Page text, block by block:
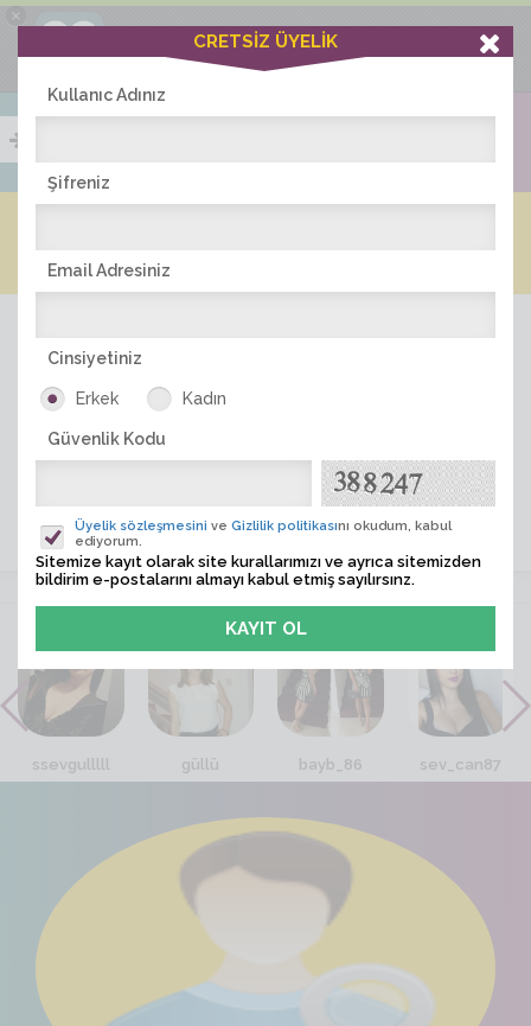
×
Ciddiask Uygulaması
+1 Hafta Gold Üyelik Kazan
Bedava - com.ciddi.ask
İNDİR
ÜYE ARA
VİTRİN
ssevgulllll güllü bayb_86 sev_can87
CRETSİZ ÜYELİK
Kullanıc Adınız
Şifreniz
Email Adresiniz
Cinsiyetiniz
Erkek Kadın
Güvenlik Kodu
Üyelik sözleşmesini ve Gizlilik politikasını okudum, kabul
ediyorum.
Sitemize kayıt olarak site kurallarımızı ve ayrıca sitemizden
bildirim e-postalarını almayı kabul etmiş sayılırsınz.